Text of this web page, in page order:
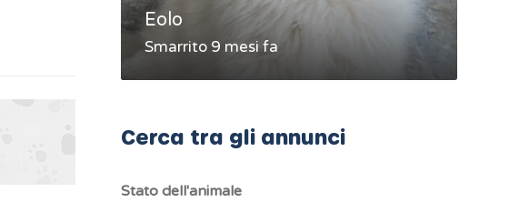
Eolo
Smarrito 9 mesi fa
Cerca tra gli annunci
Stato dell'animale